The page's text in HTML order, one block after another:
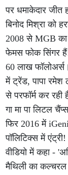
पर धमाकेदार जीत
बिनोद मिश्रा को
2008 से MGB का
फेमस फोक सिंगर
60 लाख
में ट्रेंड, पापा
से परफॉर्म कर रही
गा मा पा लिटल
फिर 2016 में
पॉलिटिक्स में
वीडियो में कहा -
मैथिली का